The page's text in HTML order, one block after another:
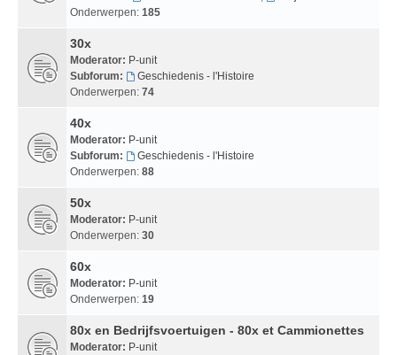
Onderwerpen: 185
30x
Moderator: P-unit
Subforum:
Geschiedenis - l'Histoire
Onderwerpen: 74
40x
Moderator: P-unit
Subforum:
Geschiedenis - l'Histoire
Onderwerpen: 88
50x
Moderator: P-unit
Onderwerpen: 30
60x
Moderator: P-unit
Onderwerpen: 19
80x en Bedrijfsvoertuigen - 80x et Cammionettes
Moderator: P-unit